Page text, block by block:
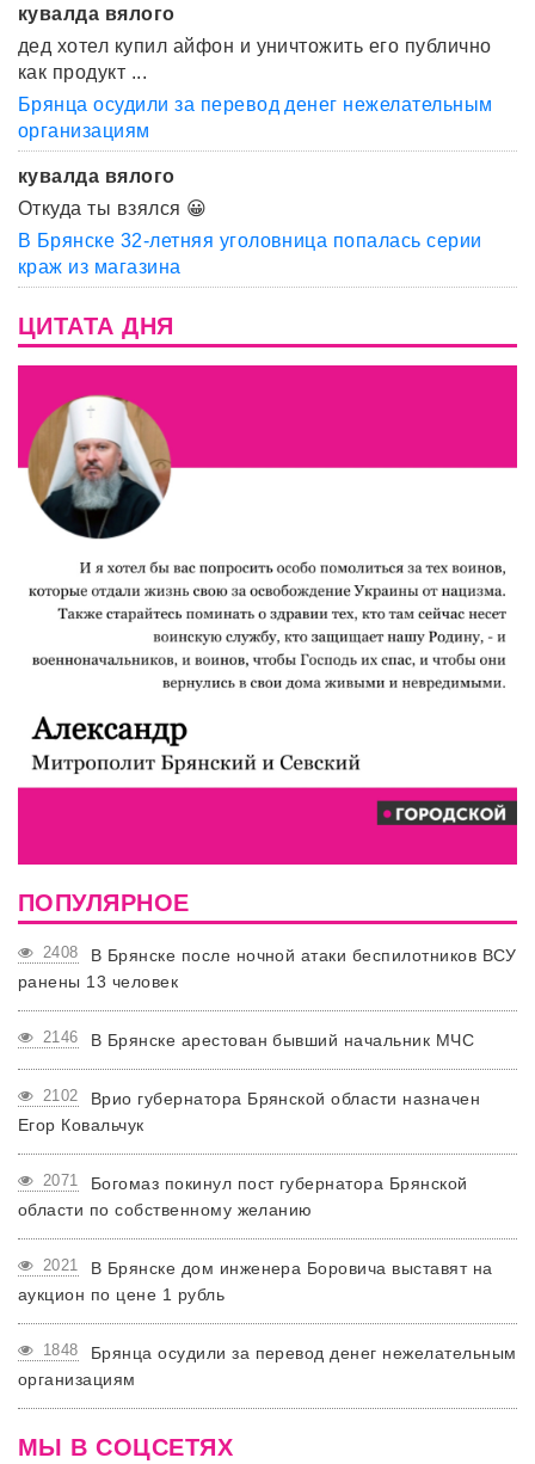
кувалда вялого
дед хотел купил айфон и уничтожить его публично
как продукт ...
Брянца осудили за перевод денег нежелательным
организациям
кувалда вялого
Откуда ты взялся 😀
В Брянске 32-летняя уголовница попалась серии
краж из магазина
ЦИТАТА ДНЯ
ПОПУЛЯРНОЕ
2408
В Брянске после ночной атаки беспилотников ВСУ
ранены 13 человек
2146 В Брянске арестован бывший начальник МЧС
2102
Врио губернатора Брянской области назначен
Егор Ковальчук
2071
Богомаз покинул пост губернатора Брянской
области по собственному желанию
2021
В Брянске дом инженера Боровича выставят на
аукцион по цене 1 рубль
1848
Брянца осудили за перевод денег нежелательным
организациям
МЫ В СОЦСЕТЯХ